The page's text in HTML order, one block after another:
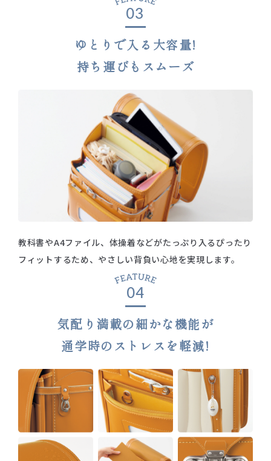
03
ゆとりで入る大容量!
持ち運びもスムーズ
教科書やA4ファイル、体操着などがたっぷり入る ぴったり
フィットするため、やさしい背負い心地を実現します。
04
気配り満載の細かな機能が
通学時のストレスを軽減!